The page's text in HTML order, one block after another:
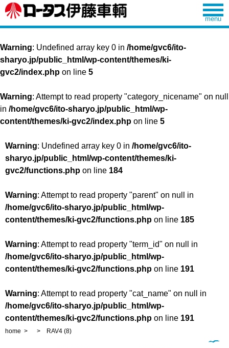
Warning: Undefined array key 0 in /home/gvc6/ito-
sharyo.jp/public_html/wp-content/themes/ki-
gvc2/index.php on line 5
Warning: Attempt to read property "category_nicename" on null
in /home/gvc6/ito-sharyo.jp/public_html/wp-
content/themes/ki-gvc2/index.php on line 5
Warning: Undefined array key 0 in /home/gvc6/ito-
sharyo.jp/public_html/wp-content/themes/ki-
gvc2/functions.php on line 184
Warning: Attempt to read property "parent" on null in
/home/gvc6/ito-sharyo.jp/public_html/wp-
content/themes/ki-gvc2/functions.php on line 185
Warning: Attempt to read property "term_id" on null in
/home/gvc6/ito-sharyo.jp/public_html/wp-
content/themes/ki-gvc2/functions.php on line 191
Warning: Attempt to read property "cat_name" on null in
/home/gvc6/ito-sharyo.jp/public_html/wp-
content/themes/ki-gvc2/functions.php on line 191
home RAV4 (8)